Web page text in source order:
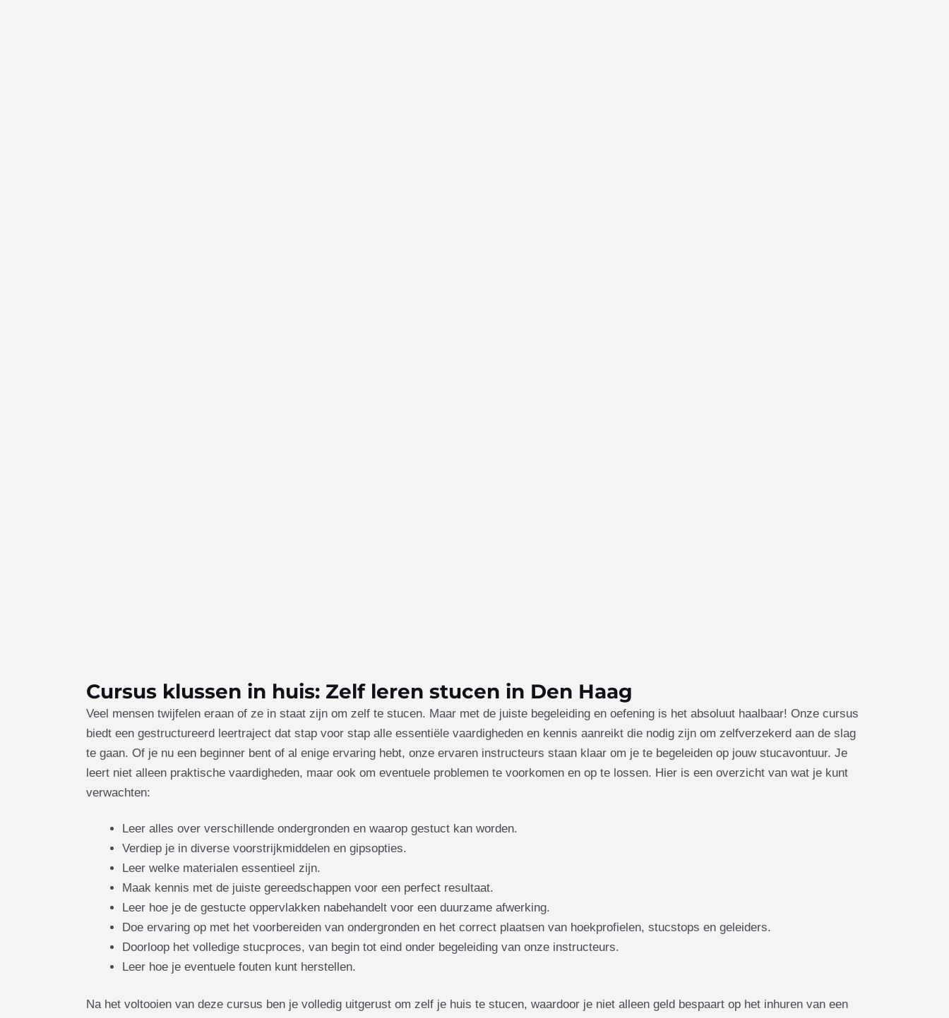
Cursus klussen in huis: Zelf leren stucen in Den Haag
Veel mensen twijfelen eraan of ze in staat zijn om zelf te stucen. Maar met de juiste begeleiding en oefening is het absoluut haalbaar! Onze cursus
biedt een gestructureerd leertraject dat stap voor stap alle essentiële vaardigheden en kennis aanreikt die nodig zijn om zelfverzekerd aan de slag
te gaan. Of je nu een beginner bent of al enige ervaring hebt, onze ervaren instructeurs staan klaar om je te begeleiden op jouw stucavontuur. Je
leert niet alleen praktische vaardigheden, maar ook om eventuele problemen te voorkomen en op te lossen. Hier is een overzicht van wat je kunt
verwachten:
Leer alles over verschillende ondergronden en waarop gestuct kan worden.
Verdiep je in diverse voorstrijkmiddelen en gipsopties.
Leer welke materialen essentieel zijn.
Maak kennis met de juiste gereedschappen voor een perfect resultaat.
Leer hoe je de gestucte oppervlakken nabehandelt voor een duurzame afwerking.
Doe ervaring op met het voorbereiden van ondergronden en het correct plaatsen van hoekprofielen, stucstops en geleiders.
Doorloop het volledige stucproces, van begin tot eind onder begeleiding van onze instructeurs.
Leer hoe je eventuele fouten kunt herstellen.
Na het voltooien van deze cursus ben je volledig uitgerust om zelf je huis te stucen, waardoor je niet alleen geld bespaart op het inhuren van een